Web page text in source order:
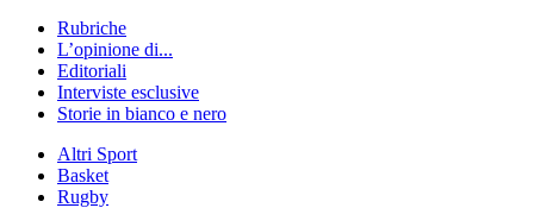
Rubriche
L’opinione di...
Editoriali
Interviste esclusive
Storie in bianco e nero
Altri Sport
Basket
Rugby